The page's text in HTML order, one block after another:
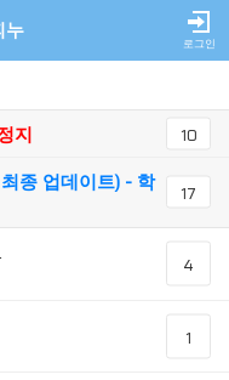
누 로그인
지 10
종 업데이트) - 학
17
4
1